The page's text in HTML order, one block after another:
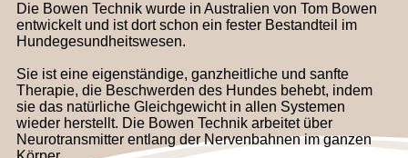
Die Bowen Technik wurde in Australien von Tom Bowen
entwickelt und ist dort schon ein fester Bestandteil im
Hundegesundheitswesen.
Sie ist eine eigenständige, ganzheitliche und sanfte
Therapie, die Beschwerden des Hundes behebt, indem
sie das natürliche Gleichgewicht in allen Systemen
wieder herstellt. Die Bowen Technik arbeitet über
Neurotransmitter entlang der Nervenbahnen im ganzen